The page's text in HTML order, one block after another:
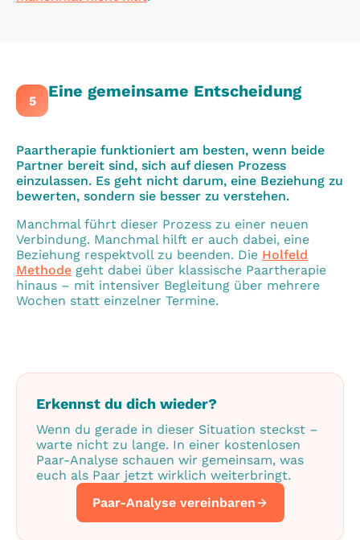
5 Eine gemeinsame Entscheidung
Paartherapie funktioniert am besten, wenn beide
Partner bereit sind, sich auf diesen Prozess
einzulassen. Es geht nicht darum, eine Beziehung zu
bewerten, sondern sie besser zu verstehen.
Manchmal führt dieser Prozess zu einer neuen
Verbindung. Manchmal hilft er auch dabei, eine
Beziehung respektvoll zu beenden. Die Holfeld
Methode geht dabei über klassische Paartherapie
hinaus – mit intensiver Begleitung über mehrere
Wochen statt einzelner Termine.
Erkennst du dich wieder?
Wenn du gerade in dieser Situation steckst –
warte nicht zu lange. In einer kostenlosen
Paar-Analyse schauen wir gemeinsam, was
euch als Paar jetzt wirklich weiterbringt.
Paar-Analyse vereinbaren